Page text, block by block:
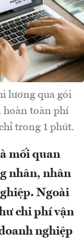
lương qua gói
hoàn toàn phí
trong 1 phút.
mối quan
nhân, nhân
Ngoài
chi phí vận
nghiệp